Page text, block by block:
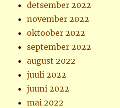
detsember 2022
november 2022
oktoober 2022
september 2022
august 2022
juuli 2022
juuni 2022
mai 2022